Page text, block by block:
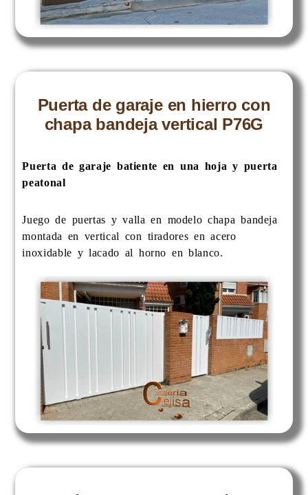
Puerta de garaje en hierro con
chapa bandeja vertical P76G
Puerta de garaje batiente en una hoja y puerta
peatonal
Juego de puertas y valla en modelo chapa bandeja
montada en vertical con tiradores en acero
inoxidable y lacado al horno en blanco.